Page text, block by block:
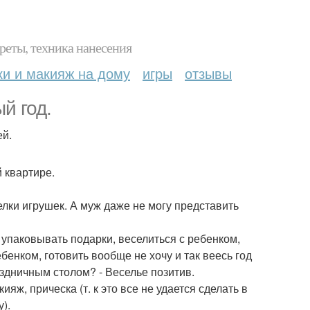
техника нанесения
и макияж на дому игры отзывы
год.
квартире.
игрушек. А муж даже не могу представить
подарки, веселиться с ребенком,
готовить вообще не хочу и так веесь год
столом? - Веселье позитив.
прическа (т. к это все не удается сделать в